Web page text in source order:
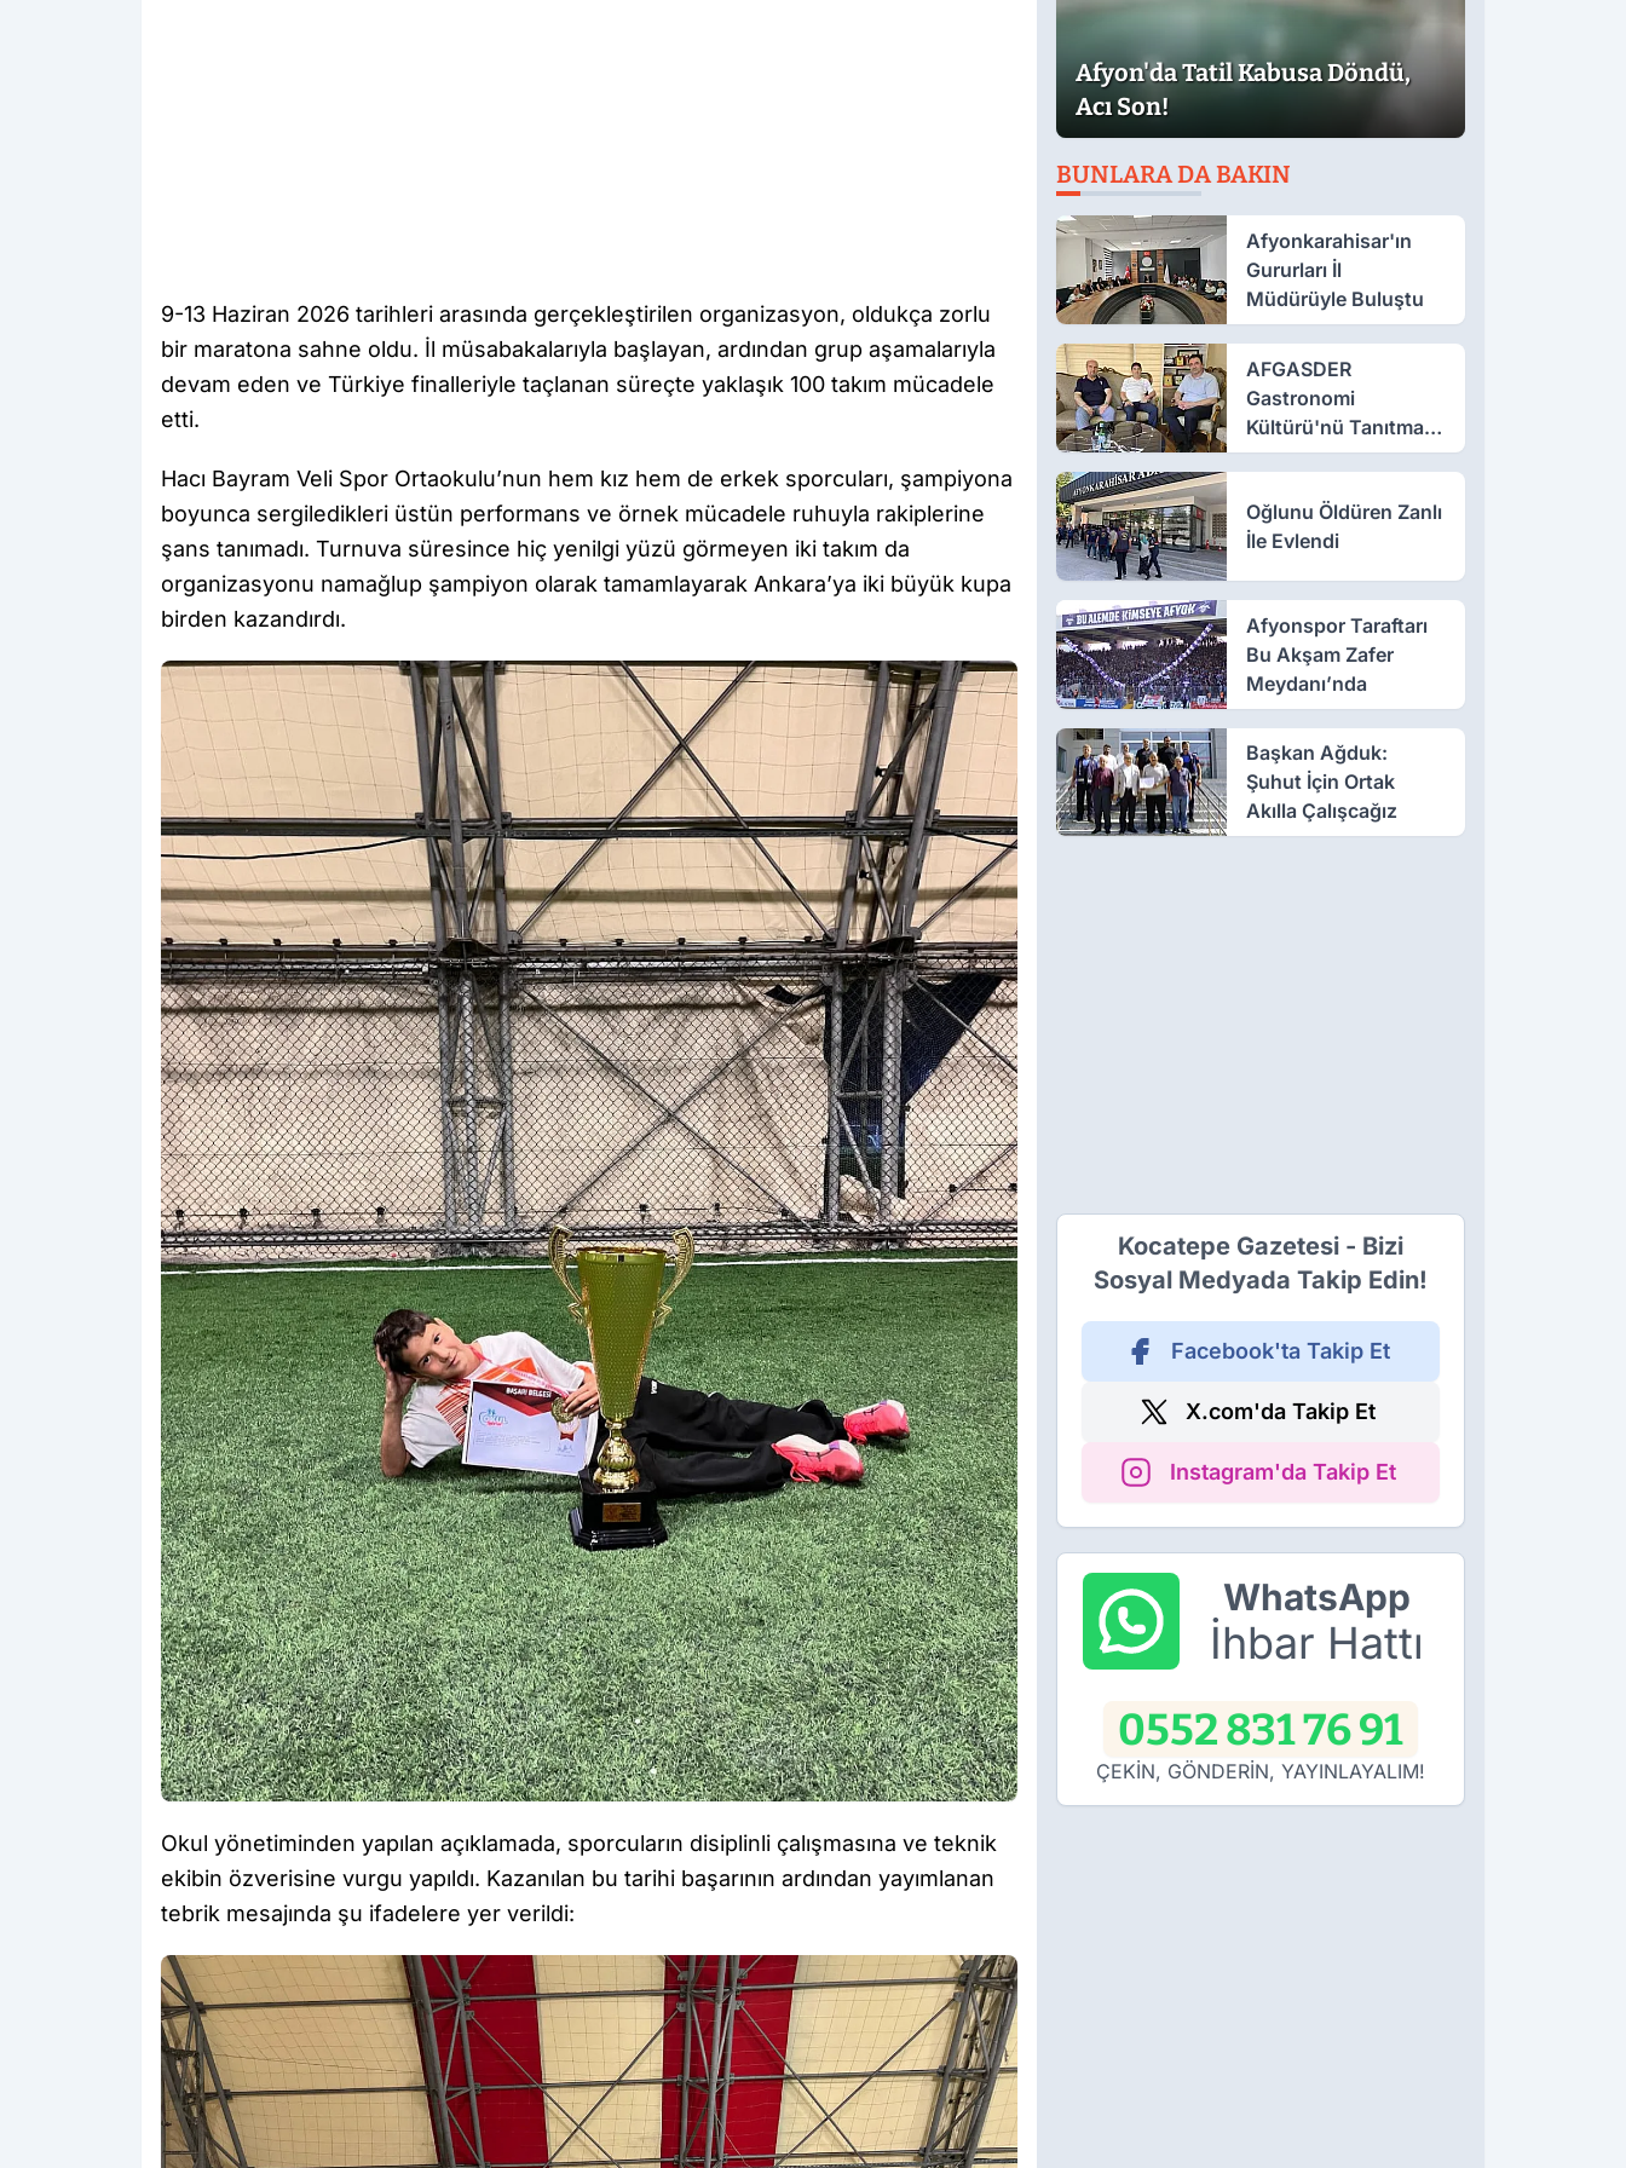
9-13 Haziran 2026 tarihleri arasında gerçekleştirilen organizasyon, oldukça zorlu
bir maratona sahne oldu. İl müsabakalarıyla başlayan, ardından grup aşamalarıyla
devam eden ve Türkiye finalleriyle taçlanan süreçte yaklaşık 100 takım mücadele
etti.
Hacı Bayram Veli Spor Ortaokulu’nun hem kız hem de erkek sporcuları, şampiyona
boyunca sergiledikleri üstün performans ve örnek mücadele ruhuyla rakiplerine
şans tanımadı. Turnuva süresince hiç yenilgi yüzü görmeyen iki takım da
organizasyonu namağlup şampiyon olarak tamamlayarak Ankara’ya iki büyük kupa
birden kazandırdı.
Okul yönetiminden yapılan açıklamada, sporcuların disiplinli çalışmasına ve teknik
ekibin özverisine vurgu yapıldı. Kazanılan bu tarihi başarının ardından yayımlanan
tebrik mesajında şu ifadelere yer verildi:
Afyon'da Tatil Kabusa Döndü,
Acı Son!
BUNLARA DA BAKIN
Afyonkarahisar'ın
Gururları İl
Müdürüyle Buluştu
AFGASDER
Gastronomi
Kültürü'nü Tanıtmak
İçin Çalışıyor
Oğlunu Öldüren Zanlı
İle Evlendi
Afyonspor Taraftarı
Bu Akşam Zafer
Meydanı’nda
Başkan Ağduk:
Şuhut İçin Ortak
Akılla Çalışcağız
Kocatepe Gazetesi - Bizi
Sosyal Medyada Takip Edin!
Facebook'ta Takip Et
X.com'da Takip Et
Instagram'da Takip Et
WhatsApp
İhbar Hattı
0552 831 76 91
ÇEKİN, GÖNDERİN, YAYINLAYALIM!